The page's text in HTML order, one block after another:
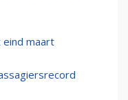
eind maart